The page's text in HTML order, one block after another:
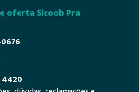
oferta Sicoob Pra
0676
4420